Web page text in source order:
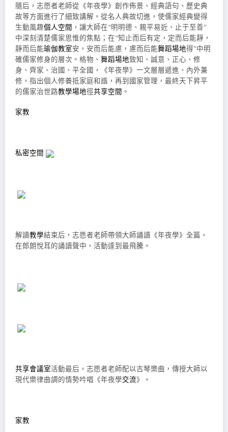
隨后，志愿者老師從《年夜學》創作佈景、經典語句、歷史典
故等方面進行了細致講解。從名人典故切進，使儒家經典變得
生動風趣個人空間 ，讓大師在“明明德、親平易近、止于至善”
中深刻清楚儒家思惟的焦點；在“知止而后有定，定而后能靜，
靜而后能瑜伽教室安，安而后能慮，慮而后能舞蹈場地得”中明
確儒家修身的層次。格物、 舞蹈場地致知、誠意、正心、修
身、齊家、治國、平全國，《年夜學》一文層層遞進、內外兼
修，指出個人修養抵家庭和諧，再到國家管理，最終天下昇平
的儒家治世路教學場地徑共享空間 。
家教
私密空間
解讀教學結束后，志愿者老師帶領大師誦讀《年夜學》全篇，
在郎朗悅耳的誦讀聲中，活動達到最飛騰。
共享會議室活動最后，志愿者老師配以古琴樂曲，傳授大師以
現代樂律曲調的情勢吟唱《年夜學交流》。
家教